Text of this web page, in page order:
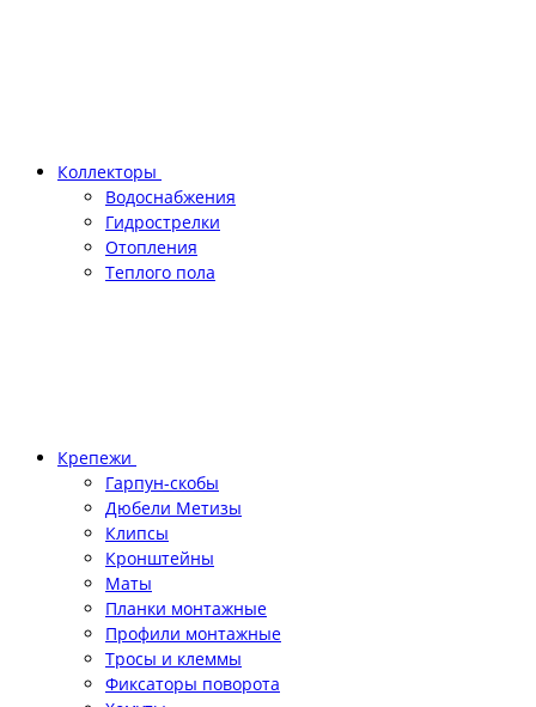
Коллекторы
Водоснабжения
Гидрострелки
Отопления
Теплого пола
Крепежи
Гарпун-скобы
Дюбели Метизы
Клипсы
Кронштейны
Маты
Планки монтажные
Профили монтажные
Тросы и клеммы
Фиксаторы поворота